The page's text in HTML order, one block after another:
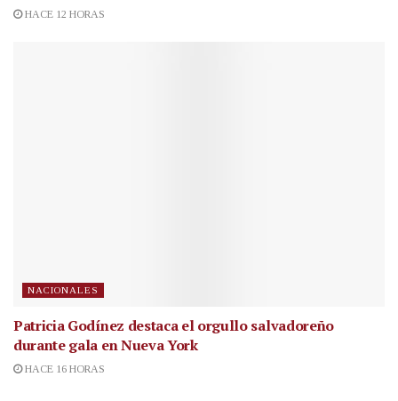
HACE 12 HORAS
NACIONALES
Patricia Godínez destaca el orgullo salvadoreño
durante gala en Nueva York
HACE 16 HORAS